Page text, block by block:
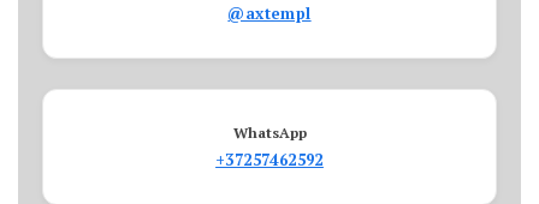
@axtempl
WhatsApp
+37257462592